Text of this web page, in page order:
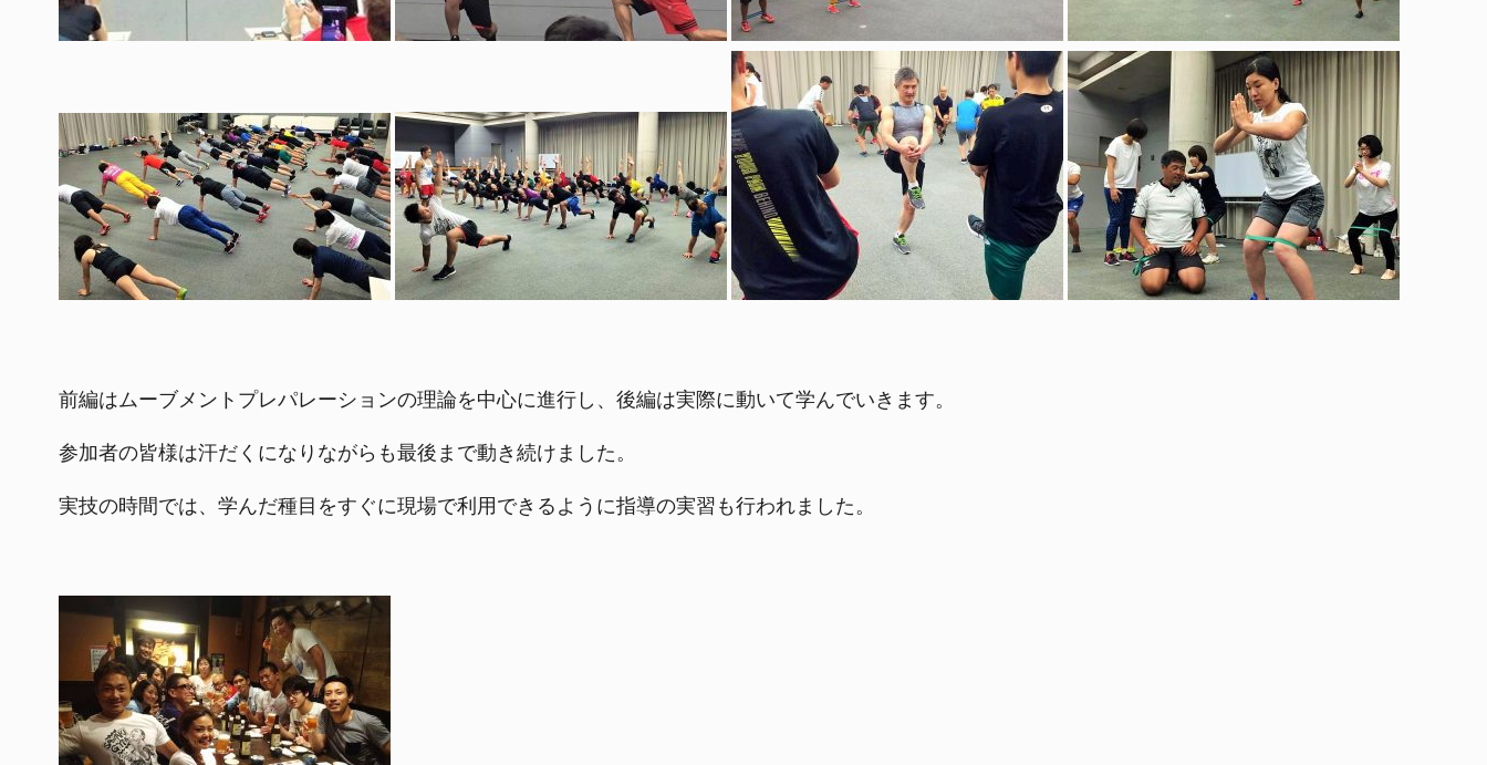
前編はムーブメントプレパレーションの理論を中心に進行し、後編は実際に動いて学んでいきます。
参加者の皆様は汗だくになりながらも最後まで動き続けました。
実技の時間では、学んだ種目をすぐに現場で利用できるように指導の実習も行われました。